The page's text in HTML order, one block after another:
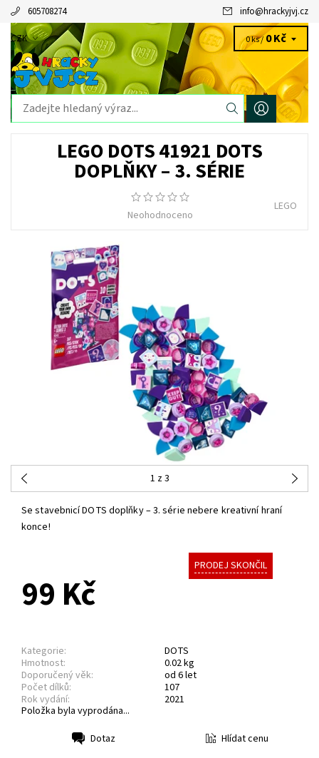
605708274 info@hrackyjvj.cz
CZK 0 ks /0 Kč
LEGO DOTS 41921 DOTS
DOPLŇKY – 3. SÉRIE
Neohodnoceno
LEGO
1 z 3
Se stavebnicí DOTS doplňky – 3. série nebere kreativní hraní
konce!
PRODEJ SKONČIL
99 Kč
Kategorie:
DOTS
Hmotnost:
0.02 kg
Doporučený věk:
od 6 let
Počet dílků:
107
Rok vydání:
2021
Položka byla vyprodána...
Dotaz
Hlídat cenu